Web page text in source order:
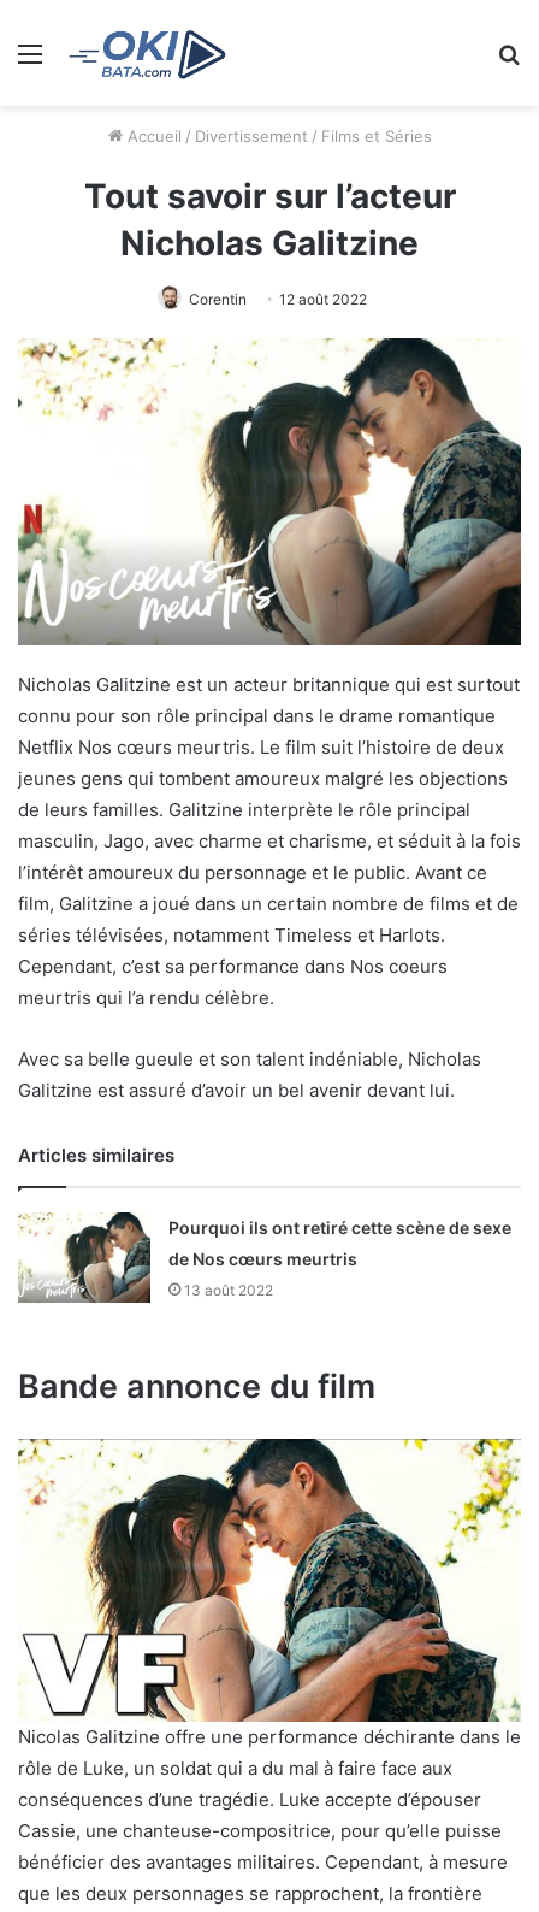
Menu
Accueil / Divertissement / Films et Séries
Tout savoir sur l’acteur
Nicholas Galitzine
Corentin 12 août 2022
Nicholas Galitzine est un acteur britannique qui est surtout
connu pour son rôle principal dans le drame romantique
Netflix Nos cœurs meurtris. Le film suit l’histoire de deux
jeunes gens qui tombent amoureux malgré les objections
de leurs familles. Galitzine interprète le rôle principal
masculin, Jago, avec charme et charisme, et séduit à la fois
l’intérêt amoureux du personnage et le public. Avant ce
film, Galitzine a joué dans un certain nombre de films et de
séries télévisées, notamment Timeless et Harlots.
Cependant, c’est sa performance dans Nos coeurs
meurtris qui l’a rendu célèbre.
Avec sa belle gueule et son talent indéniable, Nicholas
Galitzine est assuré d’avoir un bel avenir devant lui.
Articles similaires
Pourquoi ils ont retiré cette scène de sexe
de Nos cœurs meurtris
13 août 2022
Bande annonce du film
Nicolas Galitzine offre une performance déchirante dans le
rôle de Luke, un soldat qui a du mal à faire face aux
conséquences d’une tragédie. Luke accepte d’épouser
Cassie, une chanteuse-compositrice, pour qu’elle puisse
bénéficier des avantages militaires. Cependant, à mesure
que les deux personnages se rapprochent, la frontière